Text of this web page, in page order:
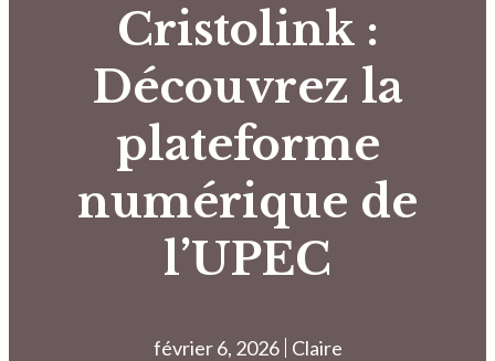
Cristolink :
Découvrez la
plateforme
numérique de
l’UPEC
février 6, 2026 Claire